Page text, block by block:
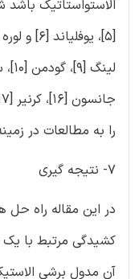
را به مطالعات در
7- نتیجه گیری
در این مقاله راه
کشیدگی مرتبط با
آن مدول برشی